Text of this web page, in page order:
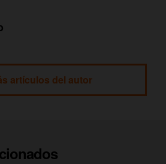
artículos del autor